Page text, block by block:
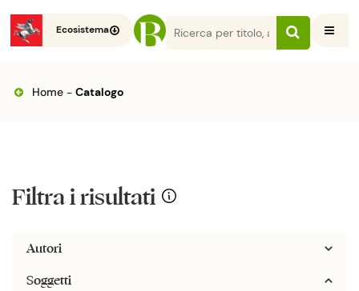
Ecosistema
Home- Catalogo
Filtra i risultati
Autori
Soggetti